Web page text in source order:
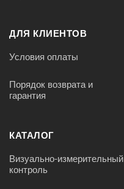
ДЛЯ КЛИЕНТОВ
Условия оплаты
Порядок возврата и
гарантия
КАТАЛОГ
Визуально-измерительный
контроль